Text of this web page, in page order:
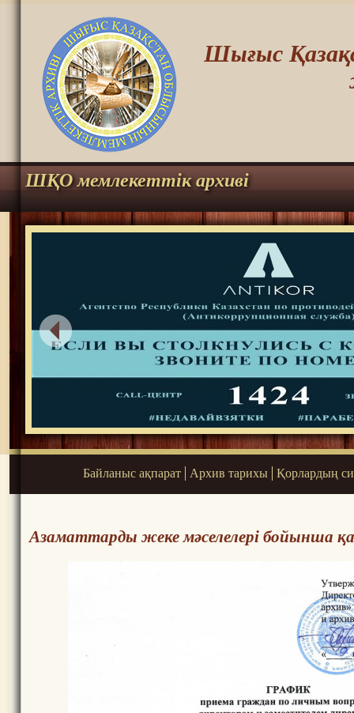
Шығыс
ШҚО мемлекеттік архиві
Байланыс ақпарат Архив тарихы Қорлардың
Азаматтарды жеке мәселелері бойынша